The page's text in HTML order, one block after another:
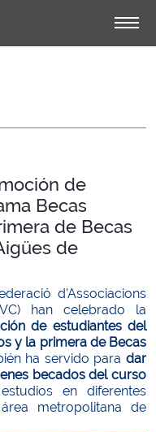
de
Becas
de Becas
de
d’Associacions
han celebrado la
de estudiantes del
y la primera de Becas
ha servido para dar
becados del curso
en diferentes
metropolitana de